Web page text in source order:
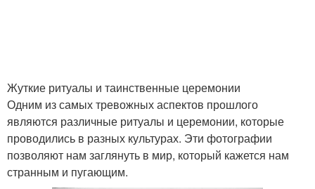
Жуткие ритуалы и таинственные церемонии
Одним из самых тревожных аспектов прошлого
являются различные ритуалы и церемонии, которые
проводились в разных культурах. Эти фотографии
позволяют нам заглянуть в мир, который кажется нам
странным и пугающим.